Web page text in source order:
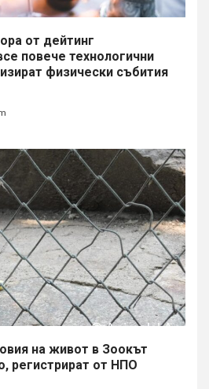
от дейтинг
повече технологични
физически събития
на живот в Зоокът
регистрират от НПО